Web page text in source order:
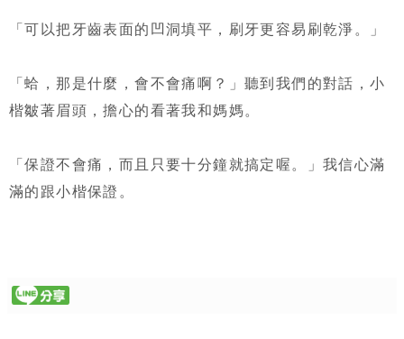
「可以把牙齒表面的凹洞填平，刷牙更容易刷乾淨。」
「蛤，那是什麼，會不會痛啊？」聽到我們的對話，小
楷皺著眉頭，擔心的看著我和媽媽。
「保證不會痛，而且只要十分鐘就搞定喔。」我信心滿
滿的跟小楷保證。